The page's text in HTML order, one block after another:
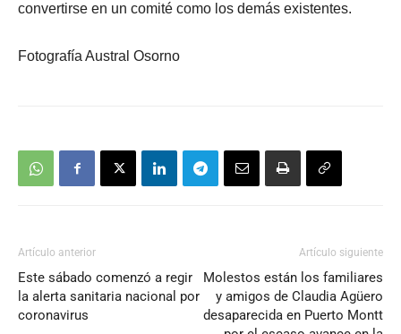
convertirse en un comité como los demás existentes.
Fotografía Austral Osorno
Artículo anterior
Este sábado comenzó a regir
la alerta sanitaria nacional por
coronavirus
Artículo siguiente
Molestos están los familiares
y amigos de Claudia Agüero
desaparecida en Puerto Montt